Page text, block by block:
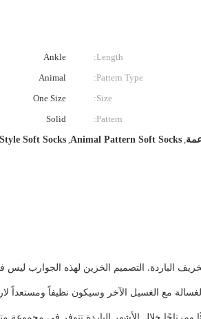
Length:
Ankle
Pattern Type:
Animal
Size:
One Size
Pattern:
Solid
,
Animal Pattern Soft Socks
,
Soft Socks
الباردة. التصميم الخزين لهذه الجوارب ليس
مع الغسيل الآخر وسيكون نظيفاً ومستعداً